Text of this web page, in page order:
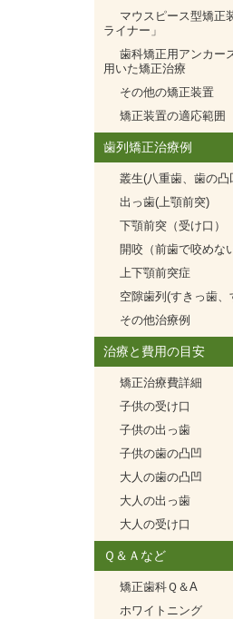
マウスピース型矯正
ライナー」
歯科矯正用アンカー
用いた矯正治療
その他の矯正装置
矯正装置の適応範囲
歯列矯正治療例
叢生(八重歯、歯の凸
出っ歯(上顎前突)
下顎前突（受け口）
開咬（前歯で咬めな
上下顎前突症
空隙歯列(すきっ歯、
その他治療例
治療と費用の目安
矯正治療費詳細
子供の受け口
子供の出っ歯
子供の歯の凸凹
大人の歯の凸凹
大人の出っ歯
大人の受け口
Ｑ＆Ａなど
矯正歯科Ｑ＆A
ホワイトニング